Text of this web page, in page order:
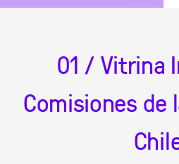
01 / Vitrina
Comisiones de